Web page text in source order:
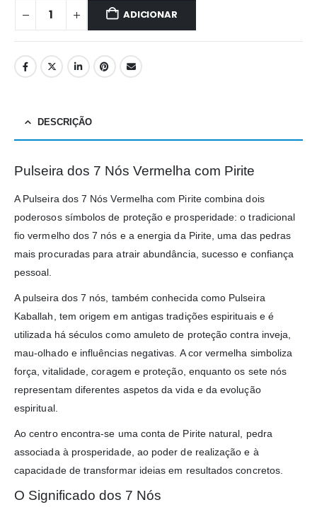
ADICIONAR
DESCRIÇÃO
Pulseira dos 7 Nós Vermelha com Pirite
A Pulseira dos 7 Nós Vermelha com Pirite combina dois
poderosos símbolos de proteção e prosperidade: o tradicional
fio vermelho dos 7 nós e a energia da Pirite, uma das pedras
mais procuradas para atrair abundância, sucesso e confiança
pessoal.
A pulseira dos 7 nós, também conhecida como Pulseira
Kaballah, tem origem em antigas tradições espirituais e é
utilizada há séculos como amuleto de proteção contra inveja,
mau-olhado e influências negativas. A cor vermelha simboliza
força, vitalidade, coragem e proteção, enquanto os sete nós
representam diferentes aspetos da vida e da evolução
espiritual.
Ao centro encontra-se uma conta de Pirite natural, pedra
associada à prosperidade, ao poder de realização e à
capacidade de transformar ideias em resultados concretos.
O Significado dos 7 Nós